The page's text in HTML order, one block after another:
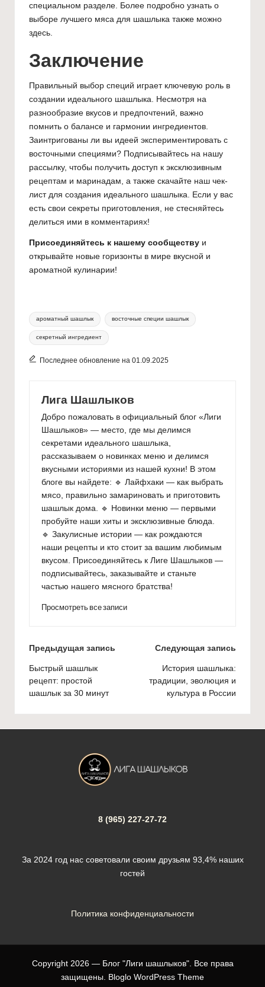
специальном разделе. Более подробно узнать о
выборе лучшего мяса для шашлыка также можно
здесь.
Заключение
Правильный выбор специй играет ключевую роль в
создании идеального шашлыка. Несмотря на
разнообразие вкусов и предпочтений, важно
помнить о балансе и гармонии ингредиентов.
Заинтригованы ли вы идеей экспериментировать с
восточными специями? Подписывайтесь на нашу
рассылку, чтобы получить доступ к эксклюзивным
рецептам и маринадам, а также скачайте наш чек-
лист для создания идеального шашлыка. Если у вас
есть свои секреты приготовления, не стесняйтесь
делиться ими в комментариях!
Присоединяйтесь к нашему сообществу и
открывайте новые горизонты в мире вкусной и
ароматной кулинарии!
Метки:
ароматный шашлык восточные специи шашлык
секретный ингредиент
Последнее обновление на 01.09.2025
Лига Шашлыков
Добро пожаловать в официальный блог «Лиги
Шашлыков» — место, где мы делимся
секретами идеального шашлыка,
рассказываем о новинках меню и делимся
вкусными историями из нашей кухни! В этом
блоге вы найдете: 🔹 Лайфхаки — как выбрать
мясо, правильно замариновать и приготовить
шашлык дома. 🔹 Новинки меню — первыми
пробуйте наши хиты и эксклюзивные блюда.
🔹 Закулисные истории — как рождаются
наши рецепты и кто стоит за вашим любимым
вкусом. Присоединяйтесь к Лиге Шашлыков —
подписывайтесь, заказывайте и станьте
частью нашего мясного братства!
Просмотреть все записи
Навигация
по
записям
Предыдущая запись
Быстрый шашлык
рецепт: простой
шашлык за 30 минут
Следующая запись
История шашлыка:
традиции, эволюция и
культура в России
8 (965) 227-27-72
За 2024 год нас советовали своим друзьям 93,4% наших
гостей
Политика конфиденциальности
Copyright 2026 — Блог "Лиги шашлыков". Все права
защищены. Bloglo WordPress Theme